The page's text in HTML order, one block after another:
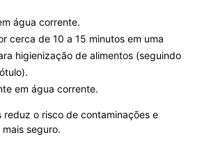
água corrente.
cerca de 10 a 15 minutos em uma
higienização de alimentos (seguindo
em água corrente.
reduz o risco de contaminações e
seguro.